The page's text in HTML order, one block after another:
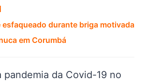
esfaqueado durante briga motivada
em Corumbá
pandemia da Covid-19 no